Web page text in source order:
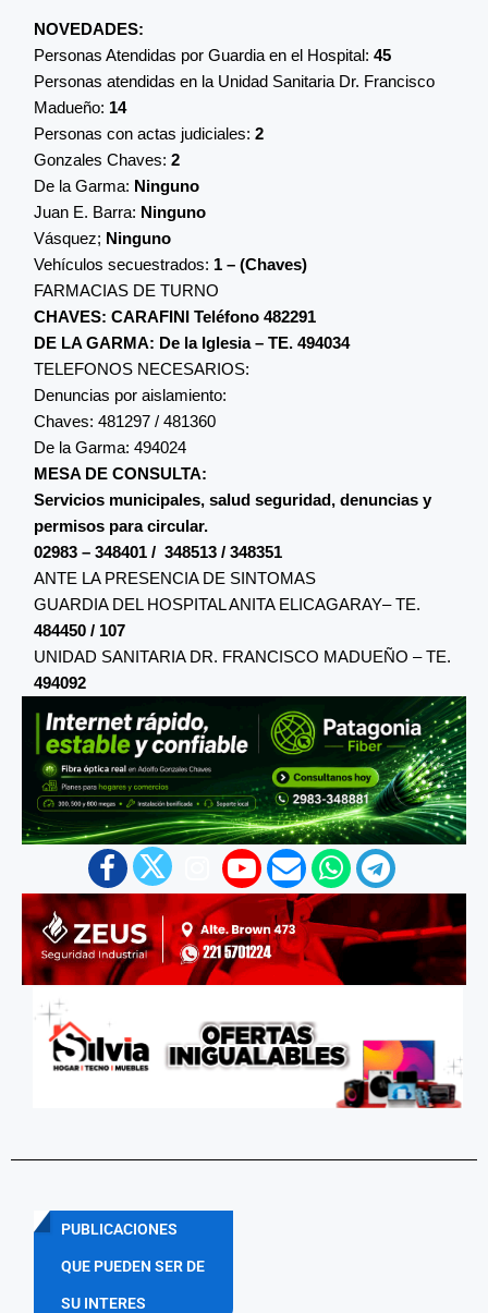
NOVEDADES:
Personas Atendidas por Guardia en el Hospital: 45
Personas atendidas en la Unidad Sanitaria Dr. Francisco
Madueño: 14
Personas con actas judiciales: 2
Gonzales Chaves: 2
De la Garma: Ninguno
Juan E. Barra: Ninguno
Vásquez; Ninguno
Vehículos secuestrados: 1 – (Chaves)
FARMACIAS DE TURNO
CHAVES: CARAFINI Teléfono 482291
DE LA GARMA: De la Iglesia – TE. 494034
TELEFONOS NECESARIOS:
Denuncias por aislamiento:
Chaves: 481297 / 481360
De la Garma: 494024
MESA DE CONSULTA:
Servicios municipales, salud seguridad, denuncias y
permisos para circular.
02983 – 348401 / 348513 / 348351
ANTE LA PRESENCIA DE SINTOMAS
GUARDIA DEL HOSPITAL ANITA ELICAGARAY– TE.
484450 / 107
UNIDAD SANITARIA DR. FRANCISCO MADUEÑO – TE.
494092
PUBLICACIONES
QUE PUEDEN SER DE
SU INTERES